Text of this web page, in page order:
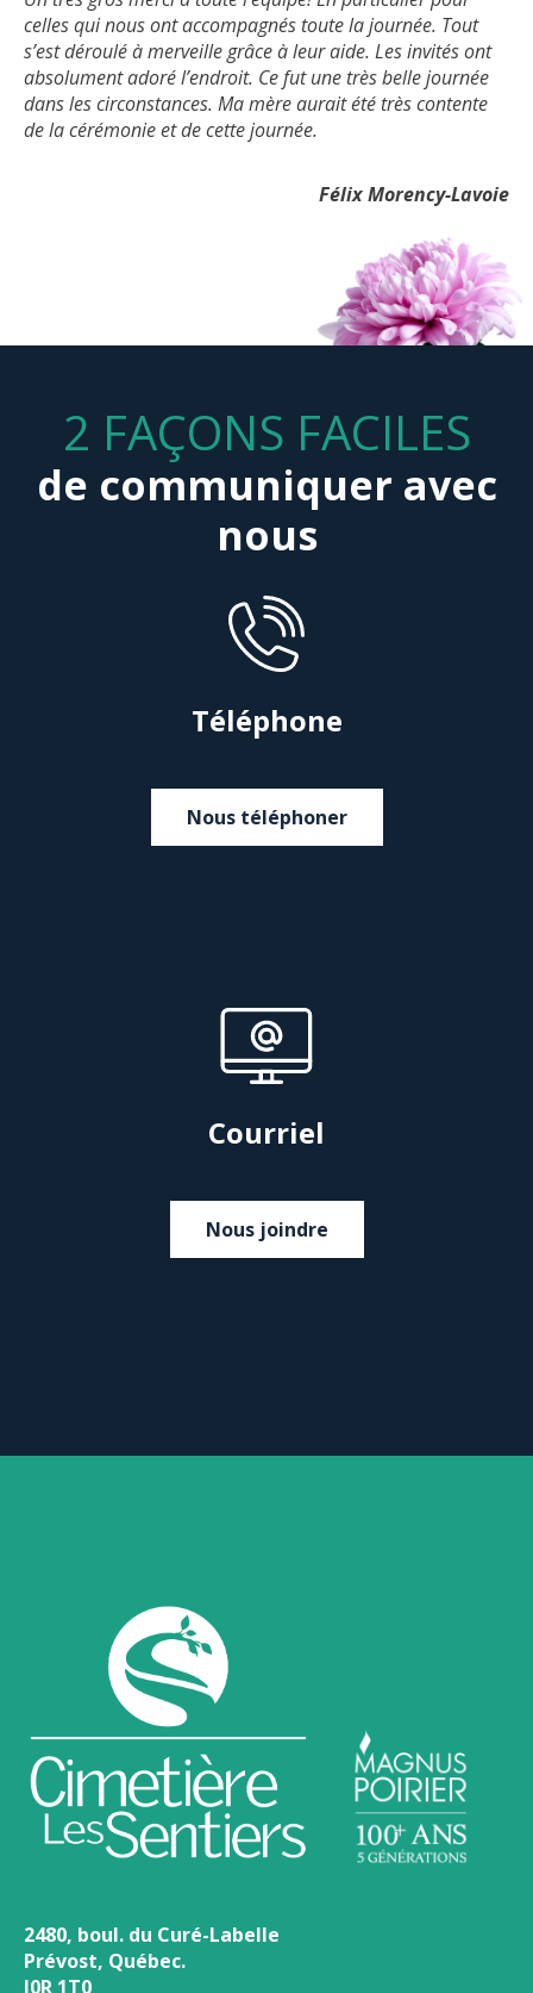
celles qui nous ont accompagnés toute la journée. Tout
s’est déroulé à merveille grâce à leur aide. Les invités ont
absolument adoré l’endroit. Ce fut une très belle journée
dans les circonstances. Ma mère aurait été très contente
de la cérémonie et de cette journée.
Félix Morency-Lavoie
2 FAÇONS FACILES
de communiquer avec
nous
Téléphone
Nous téléphoner
Courriel
Nous joindre
2480, boul. du Curé-Labelle
Prévost, Québec.
J0R 1T0